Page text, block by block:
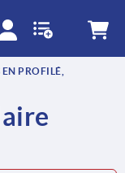
PROFILÉ,